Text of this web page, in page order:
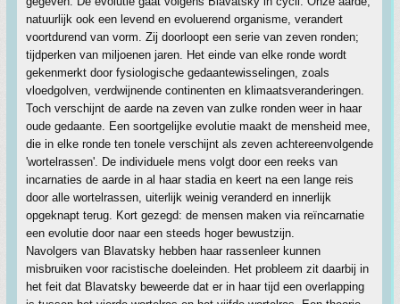
natuurlijk ook een levend en evoluerend organisme, verandert
voortdurend van vorm. Zij doorloopt een serie van zeven ronden;
tijdperken van miljoenen jaren. Het einde van elke ronde wordt
gekenmerkt door fysiologische gedaantewisselingen, zoals
vloedgolven, verdwijnende continenten en klimaatsveranderingen.
Toch verschijnt de aarde na zeven van zulke ronden weer in haar
oude gedaante. Een soortgelijke evolutie maakt de mensheid mee,
die in elke ronde ten tonele verschijnt als zeven achtereenvolgende
'wortelrassen'. De individuele mens volgt door een reeks van
incarnaties de aarde in al haar stadia en keert na een lange reis
door alle wortelrassen, uiterlijk weinig veranderd en innerlijk
opgeknapt terug. Kort gezegd: de mensen maken via reïncarnatie
een evolutie door naar een steeds hoger bewustzijn.
Navolgers van Blavatsky hebben haar rassenleer kunnen
misbruiken voor racistische doeleinden. Het probleem zit daarbij in
het feit dat Blavatsky beweerde dat er in haar tijd een overlapping